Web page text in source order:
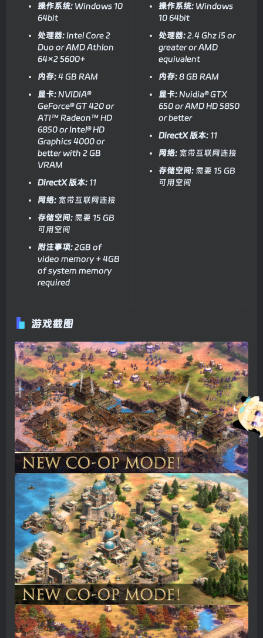
操作系统: Windows 10
64bit
处理器:Intel Core 2
Duo or AMD Athlon
64×2 5600+
内存:4 GB RAM
显卡:NVIDIA®
GeForce® GT 420 or
ATI™ Radeon™ HD
6850 or Intel® HD
Graphics 4000 or
better with 2 GB
VRAM
DirectX 版本: 11
网络: 宽带互联网连接
存储空间: 需要 15 GB
可用空间
附注事项:2GB of
video memory + 4GB
of system memory
required
操作系统: Windows
10 64bit
处理器:2.4 Ghz i5 or
greater or AMD
equivalent
内存:8 GB RAM
显卡:Nvidia® GTX
650 or AMD HD 5850
or better
DirectX 版本: 11
网络: 宽带互联网连接
存储空间: 需要 15 GB
可用空间
游戏截图